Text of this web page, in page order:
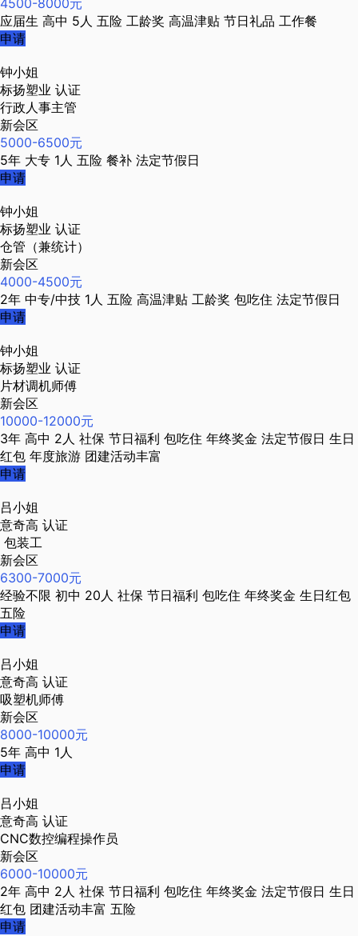
4500-8000元
应届生 高中 5人 五险 工龄奖 高温津贴 节日礼品 工作餐
申请
钟小姐
标扬塑业 认证
行政人事主管
新会区
5000-6500元
5年 大专 1人 五险 餐补 法定节假日
申请
钟小姐
标扬塑业 认证
仓管（兼统计）
新会区
4000-4500元
2年 中专/中技 1人 五险 高温津贴 工龄奖 包吃住 法定节假日
申请
钟小姐
标扬塑业 认证
片材调机师傅
新会区
10000-12000元
3年 高中 2人 社保 节日福利 包吃住 年终奖金 法定节假日 生日
红包 年度旅游 团建活动丰富
申请
吕小姐
意奇高 认证
包装工
新会区
6300-7000元
经验不限 初中 20人 社保 节日福利 包吃住 年终奖金 生日红包
五险
申请
吕小姐
意奇高 认证
吸塑机师傅
新会区
8000-10000元
5年 高中 1人
申请
吕小姐
意奇高 认证
CNC数控编程操作员
新会区
6000-10000元
2年 高中 2人 社保 节日福利 包吃住 年终奖金 法定节假日 生日
红包 团建活动丰富 五险
申请